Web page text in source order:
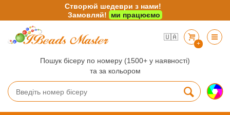
🇺🇦
+
Пошук бісеру по номеру (1500+ у наявності)
та за кольором
Створюй шедеври з нами!
Замовляй!
ми працюємо